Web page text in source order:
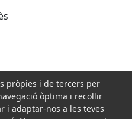
pròpies i de tercers per
òptima i recollir
i adaptar-nos a les teves